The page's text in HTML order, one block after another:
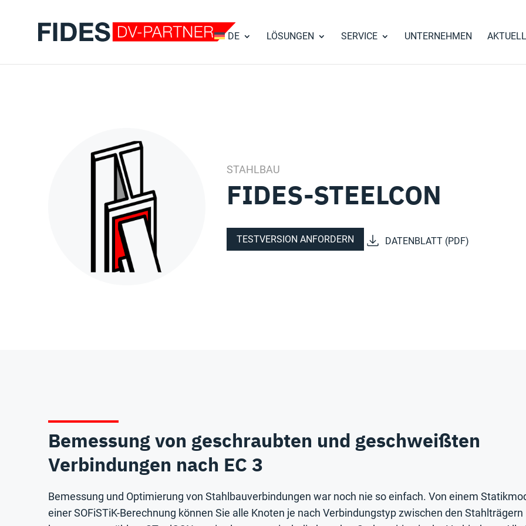
DE LÖSUNGEN SERVICE UNTERNEHMEN
STAHLBAU
FIDES-STEELCON
TESTVERSION ANFORDERN DATENBLATT (PDF)
Bemessung von geschraubten und geschweißten
Verbindungen nach EC 3
Bemessung und Optimierung von Stahlbauverbindungen war noch nie so einfach. Von einem
einer SOFiSTiK-Berechnung können Sie alle Knoten je nach Verbindungstyp zwischen den Stahlträgern